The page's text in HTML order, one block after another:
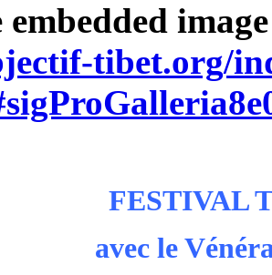
embedded
tibet.org/
FESTIVAL
avec le